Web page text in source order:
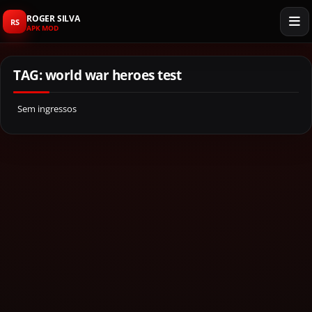
RS ROGER SILVA
APK MOD
TAG: world war heroes test
Sem ingressos